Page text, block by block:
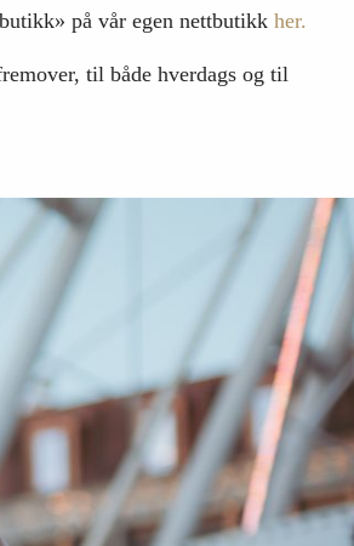
på vår egen nettbutikk her.
til både hverdags og til